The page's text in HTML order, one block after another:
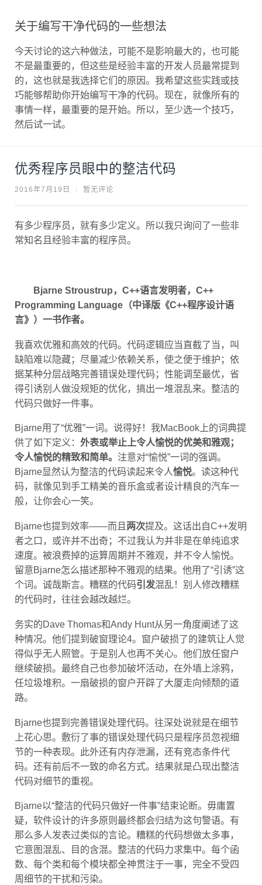
关于编写干净代码的一些想法
今天讨论的这六种做法，可能不是影响最大的，也可能
不是最重要的，但这些是经验丰富的开发人员最常提到
的，这也就是我选择它们的原因。我希望这些实践或技
巧能够帮助你开始编写干净的代码。现在，就像所有的
事情一样，最重要的是开始。所以，至少选一个技巧，
然后试一试。
优秀程序员眼中的整洁代码
2016年7月19日 暂无评论
有多少程序员，就有多少定义。所以我只询问了一些非
常知名且经验丰富的程序员。
Bjarne Stroustrup，C++语言发明者，C++
Programming Language（中译版《C++程序设计语
言》）一书作者。
我喜欢优雅和高效的代码。代码逻辑应当直截了当，叫
缺陷难以隐藏；尽量减少依赖关系，使之便于维护；依
据某种分层战略完善错误处理代码；性能调至最优，省
得引诱别人做没规矩的优化，搞出一堆混乱来。整洁的
代码只做好一件事。
Bjarne用了“优雅”一词。说得好！我MacBook上的词典提
供了如下定义： 外表或举止上令人愉悦的优美和雅观；
令人愉悦的精致和简单。 注意对“愉悦”一词的强调。
Bjarne显然认为整洁的代码读起来令人 愉悦 。读这种代
码，就像见到手工精美的音乐盒或者设计精良的汽车一
般，让你会心一笑。
Bjarne也提到效率——而且 两次提及。这话出自C++发明
者之口，或许并不出奇；不过我认为并非是在单纯追求
速度。被浪费掉的运算周期并不雅观，并不令人愉悦。
留意Bjarne怎么描述那种不雅观的结果。他用了“引诱”这
个词。诚哉斯言。糟糕的代码引发混乱！别人修改糟糕
的代码时，往往会越改越烂。
务实的Dave Thomas和Andy Hunt从另一角度阐述了这
种情况。他们提到破窗理论4。窗户破损了的建筑让人觉
得似乎无人照管。于是别人也再不关心。他们放任窗户
继续破损。最终自己也参加破坏活动，在外墙上涂鸦，
任垃圾堆积。一扇破损的窗户开辟了大厦走向倾颓的道
路。
Bjarne也提到完善错误处理代码。往深处说就是在细节
上花心思。敷衍了事的错误处理代码只是程序员忽视细
节的一种表现。此外还有内存泄漏，还有竞态条件代
码。还有前后不一致的命名方式。结果就是凸现出整洁
代码对细节的重视。
Bjarne以“整洁的代码只做好一件事”结束论断。毋庸置
疑，软件设计的许多原则最终都会归结为这句警语。有
那么多人发表过类似的言论。糟糕的代码想做太多事，
它意图混乱、目的含混。整洁的代码力求集中。每个函
数、每个类和每个模块都全神贯注于一事，完全不受四
周细节的干扰和污染。